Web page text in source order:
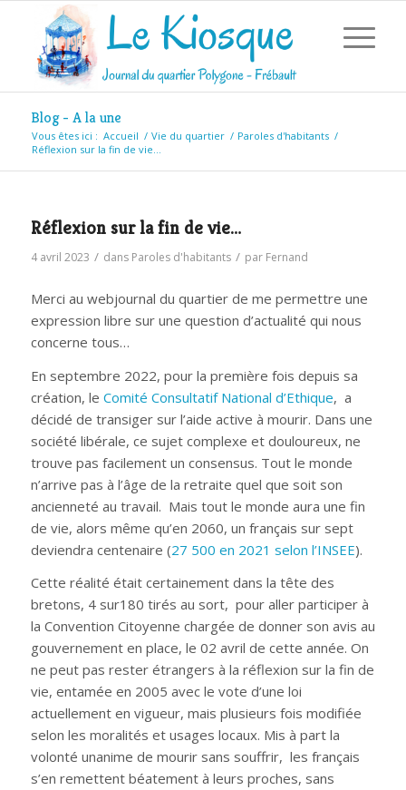
Blog - A la une
Vous êtes ici : Accueil / Vie du quartier / Paroles d'habitants /
Réflexion sur la fin de vie…
Réflexion sur la fin de vie…
4 avril 2023 / dans Paroles d'habitants / par Fernand
Merci au webjournal du quartier de me permettre une
expression libre sur une question d’actualité qui nous
concerne tous…
En septembre 2022, pour la première fois depuis sa
création, le Comité Consultatif National d’Ethique, a
décidé de transiger sur l’aide active à mourir. Dans une
société libérale, ce sujet complexe et douloureux, ne
trouve pas facilement un consensus. Tout le monde
n’arrive pas à l’âge de la retraite quel que soit son
ancienneté au travail. Mais tout le monde aura une fin
de vie, alors même qu’en 2060, un français sur sept
deviendra centenaire (27 500 en 2021 selon l’INSEE).
Cette réalité était certainement dans la tête des
bretons, 4 sur180 tirés au sort, pour aller participer à
la Convention Citoyenne chargée de donner son avis au
gouvernement en place, le 02 avril de cette année. On
ne peut pas rester étrangers à la réflexion sur la fin de
vie, entamée en 2005 avec le vote d’une loi
actuellement en vigueur, mais plusieurs fois modifiée
selon les moralités et usages locaux. Mis à part la
volonté unanime de mourir sans souffrir, les français
s’en remettent béatement à leurs proches, sans